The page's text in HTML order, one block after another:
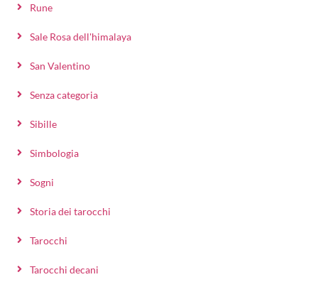
Rune
Sale Rosa dell'himalaya
San Valentino
Senza categoria
Sibille
Simbologia
Sogni
Storia dei tarocchi
Tarocchi
Tarocchi decani